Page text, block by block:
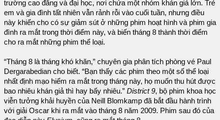
trường cao đẳng và đại học, nơi chứa một nhóm khán giả lớn. Trẻ
em và gia đình tất nhiên vẫn rảnh rỗi vào cuối tuần, nhưng điều
này khiến cho có sự giảm sút ở những phim hoạt hình và phim gia
đình ra mắt trong thời điểm này, và biến tháng 8 thành thời điểm
cho ra mắt những phim thể loại.
“Tháng 8 là tháng khó khăn,” chuyên gia phân tích phòng vé Paul
Dergarabedian cho biết. “Bạn thấy các phim theo một số thể loại
nhất định mạo hiểm ra mắt trong tháng này, họ muốn thu hút được
bao nhiêu khán giả thì hay bấy nhiêu.” District 9, bộ phim khoa học
viễn tưởng khải huyền của Neill Blomkamp đã bắt đầu hành trình
với giải Oscar khi ra mắt vào tháng 8 năm 2009. Phim sau đó của